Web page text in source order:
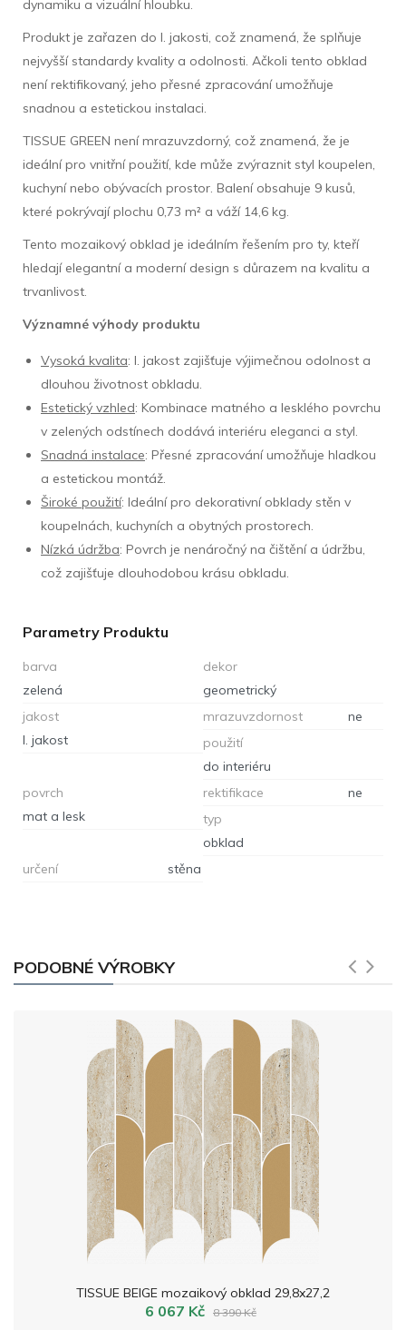
dynamiku a vizuální hloubku.
Produkt je zařazen do I. jakosti, což znamená, že splňuje
nejvyšší standardy kvality a odolnosti. Ačkoli tento obklad
není rektifikovaný, jeho přesné zpracování umožňuje
snadnou a estetickou instalaci.
TISSUE GREEN není mrazuvzdorný, což znamená, že je
ideální pro vnitřní použití, kde může zvýraznit styl koupelen,
kuchyní nebo obývacích prostor. Balení obsahuje 9 kusů,
které pokrývají plochu 0,73 m² a váží 14,6 kg.
Tento mozaikový obklad je ideálním řešením pro ty, kteří
hledají elegantní a moderní design s důrazem na kvalitu a
trvanlivost.
Významné výhody produktu
Vysoká kvalita: I. jakost zajišťuje výjimečnou odolnost a
dlouhou životnost obkladu.
Estetický vzhled: Kombinace matného a lesklého povrchu
v zelených odstínech dodává interiéru eleganci a styl.
Snadná instalace: Přesné zpracování umožňuje hladkou
a estetickou montáž.
Široké použití: Ideální pro dekorativní obklady stěn v
koupelnách, kuchyních a obytných prostorech.
Nízká údržba: Povrch je nenáročný na čištění a údržbu,
což zajišťuje dlouhodobou krásu obkladu.
Parametry Produktu
barva
zelená
dekor
geometrický
jakost
I. jakost
mrazuvzdornost
ne
použití
do interiéru
povrch
mat a lesk
rektifikace
ne
typ
obklad
určení
stěna
PODOBNÉ VÝROBKY
TISSUE BEIGE mozaikový obklad 29,8x27,2
6 067 Kč 8 390 Kč